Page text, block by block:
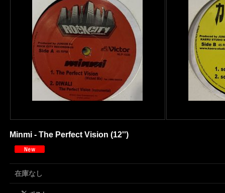
Minmi - The Perfect Vision (12'')
在庫なし